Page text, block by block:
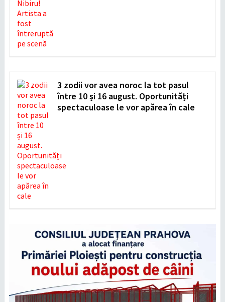
3 zodii vor avea noroc la tot pasul
între 10 și 16 august. Oportunități
spectaculoase le vor apărea în cale